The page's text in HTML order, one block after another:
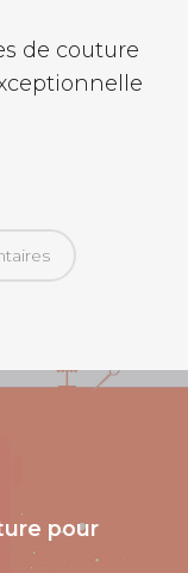
de couture
pour